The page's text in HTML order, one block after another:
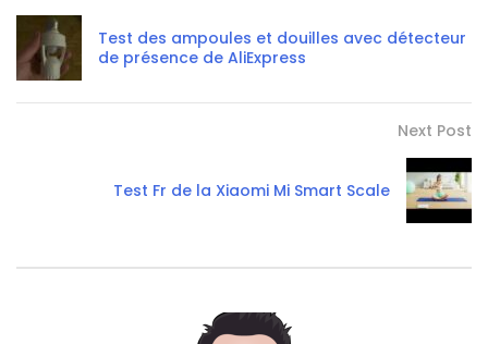
Test des ampoules et douilles avec détecteur
de présence de AliExpress
Next Post
Test Fr de la Xiaomi Mi Smart Scale